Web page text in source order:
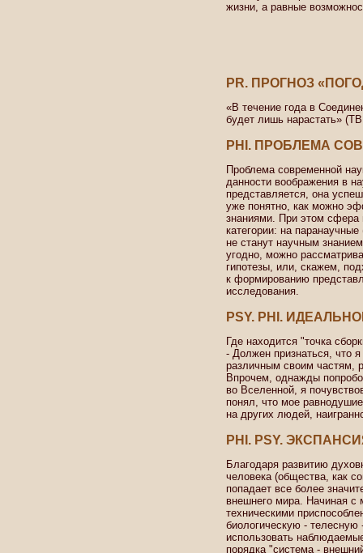
жизни, а равные
PR. ПРОГНОЗ
«В течение года в
будет лишь нарастать»
PHI. ПРОБЛЕМА
Проблема современной
данности воображения в
представляется, она
уже понятно, как можно
знаниями. При этом сфера
категории: на
не станут научным
угодно, можно
гипотезы, или, скажем,
к формированию
исследования.
PSY. PHI.
Где находится "точка
- Должен признаться, что
различным своим частям,
Впрочем, однажды
во Вселенной, я
понял, что мое
на других людей,
PHI. PSY.
Благодаря развитию
человека (общества, как
попадает все более
внешнего мира. Начиная с
техническими
биологическую -
использовать
порядка "система -